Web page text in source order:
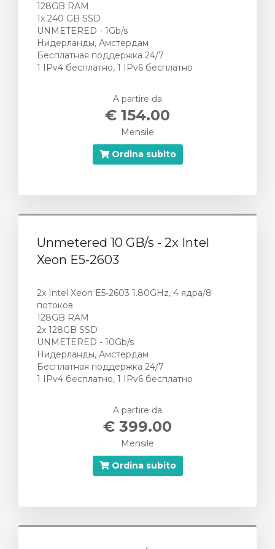
128GB RAM
1x 240 GB SSD
UNMETERED - 1Gb/s
Нидерланды, Амстердам
Бесплатная поддержка 24/7
1 IPv4 бесплатно, 1 IPv6 бесплатно
A partire da
€ 154.00
Mensile
Ordina subito
Unmetered 10 GB/s - 2x Intel
Xeon E5-2603
2x Intel Xeon E5-2603 1.80GHz, 4 ядра/8
потоков
128GB RAM
2x 128GB SSD
UNMETERED - 10Gb/s
Нидерланды, Амстердам
Бесплатная поддержка 24/7
1 IPv4 бесплатно, 1 IPv6 бесплатно
A partire da
€ 399.00
Mensile
Ordina subito